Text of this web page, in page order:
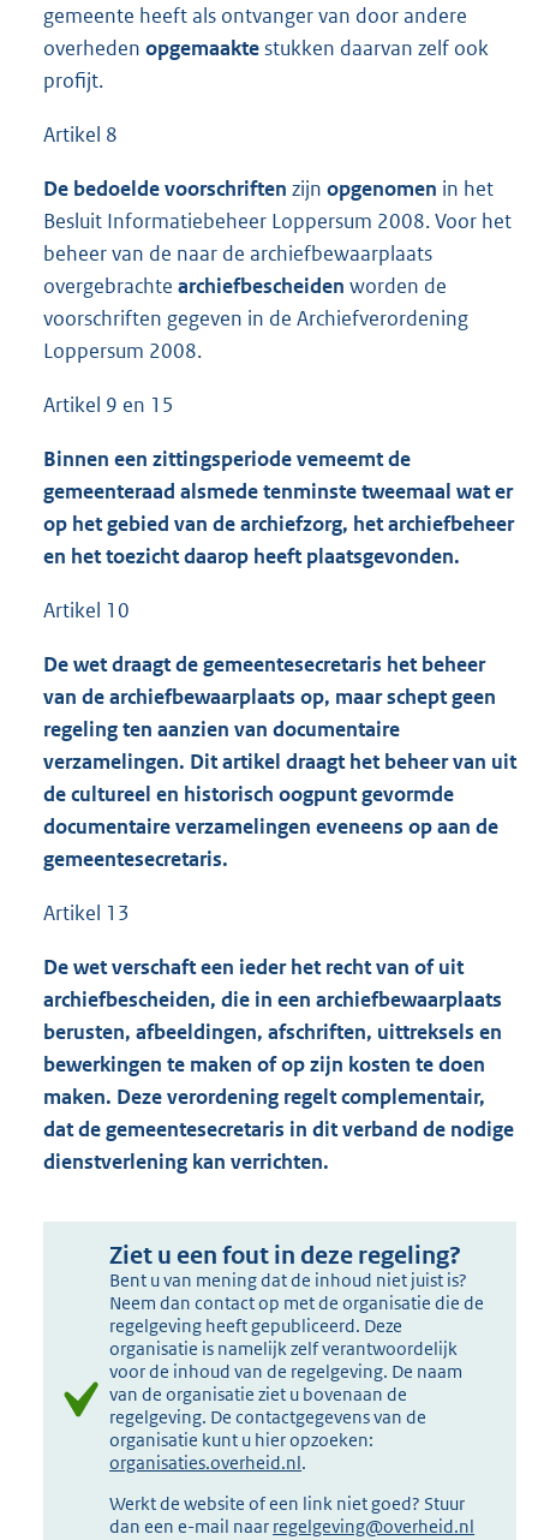
gemeente heeft als ontvanger van door andere
overheden opgemaaktestukken daarvan zelf ook
profijt.
Artikel 8
De bedoelde voorschriften zijn opgenomen in het
Besluit Informatiebeheer Loppersum 2008. Voor het
beheer van de naar de archiefbewaarplaats
overgebrachte archiefbescheiden worden de
voorschriften gegeven in de Archiefverordening
Loppersum 2008.
Artikel 9 en 15
Binnen een zittingsperiode vemeemt de
gemeenteraad alsmede tenminste tweemaal wat er
op het gebied van de archiefzorg, het archiefbeheer
en het toezicht daarop heeft plaatsgevonden.
Artikel 10
De wet draagt de gemeentesecretaris het beheer
van de archiefbewaarplaats op, maar schept geen
regeling ten aanzien van documentaire
verzamelingen. Dit artikel draagt het beheer van uit
de cultureel en historisch oogpunt gevormde
documentaire verzamelingen eveneens op aan de
gemeentesecretaris.
Artikel 13
De wet verschaft een ieder het recht van of uit
archiefbescheiden, die in een archiefbewaarplaats
berusten, afbeeldingen, afschriften, uittreksels en
bewerkingen te maken of op zijn kosten te doen
maken. Deze verordening regelt complementair,
dat de gemeentesecretaris in dit verband de nodige
dienstverlening kan verrichten.
Ziet u een fout in deze regeling?
Bent u van mening dat de inhoud niet juist is?
Neem dan contact op met de organisatie die de
regelgeving heeft gepubliceerd. Deze
organisatie is namelijk zelf verantwoordelijk
voor de inhoud van de regelgeving. De naam
van de organisatie ziet u bovenaan de
regelgeving. De contactgegevens van de
organisatie kunt u hier opzoeken:
organisaties.overheid.nl.
Werkt de website of een link niet goed? Stuur
dan een e-mail naar regelgeving@overheid.nl